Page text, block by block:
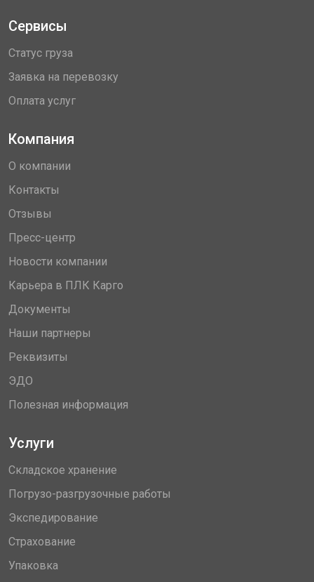
Сервисы
Статус груза
Заявка на перевозку
Оплата услуг
Компания
О компании
Контакты
Отзывы
Пресс-центр
Новости компании
Карьера в ПЛК Карго
Документы
Наши партнеры
Реквизиты
ЭДО
Полезная информация
Услуги
Складское хранение
Погрузо-разгрузочные работы
Экспедирование
Страхование
Упаковка